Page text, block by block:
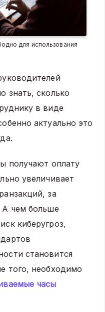
для использования
знать, сколько
в виде
актуально это
получают оплату
увеличивает
за
А чем больше
киберугроз,
становится
того, необходимо
часы